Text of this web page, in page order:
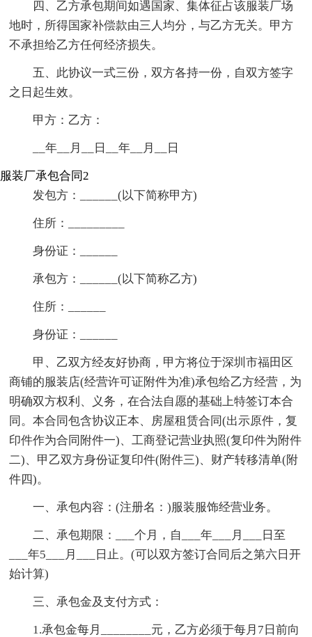
四、乙方承包期间如遇国家、集体征占该服装厂场
地时，所得国家补偿款由三人均分，与乙方无关。甲方
不承担给乙方任何经济损失。
五、此协议一式三份，双方各持一份，自双方签字
之日起生效。
甲方：乙方：
__年__月__日__年__月__日
服装厂承包合同2
发包方：______(以下简称甲方)
住所：_________
身份证：______
承包方：______(以下简称乙方)
住所：______
身份证：______
甲、乙双方经友好协商，甲方将位于深圳市福田区
商铺的服装店(经营许可证附件为准)承包给乙方经营，为
明确双方权利、义务，在合法自愿的基础上特签订本合
同。本合同包含协议正本、房屋租赁合同(出示原件，复
印件作为合同附件一)、工商登记营业执照(复印件为附件
二)、甲乙双方身份证复印件(附件三)、财产转移清单(附
件四)。
一、承包内容：(注册名：)服装服饰经营业务。
二、承包期限：___个月，自___年___月___日至
___年5___月___日止。(可以双方签订合同后之第六日开
始计算)
三、承包金及支付方式：
1.承包金每月________元，乙方必须于每月7日前向